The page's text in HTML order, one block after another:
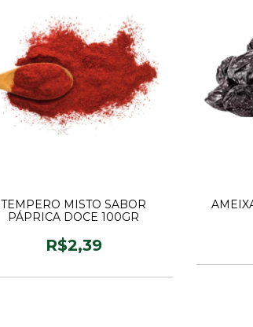
TEMPERO MISTO SABOR
PÁPRICA DOCE 100GR
R$2,39